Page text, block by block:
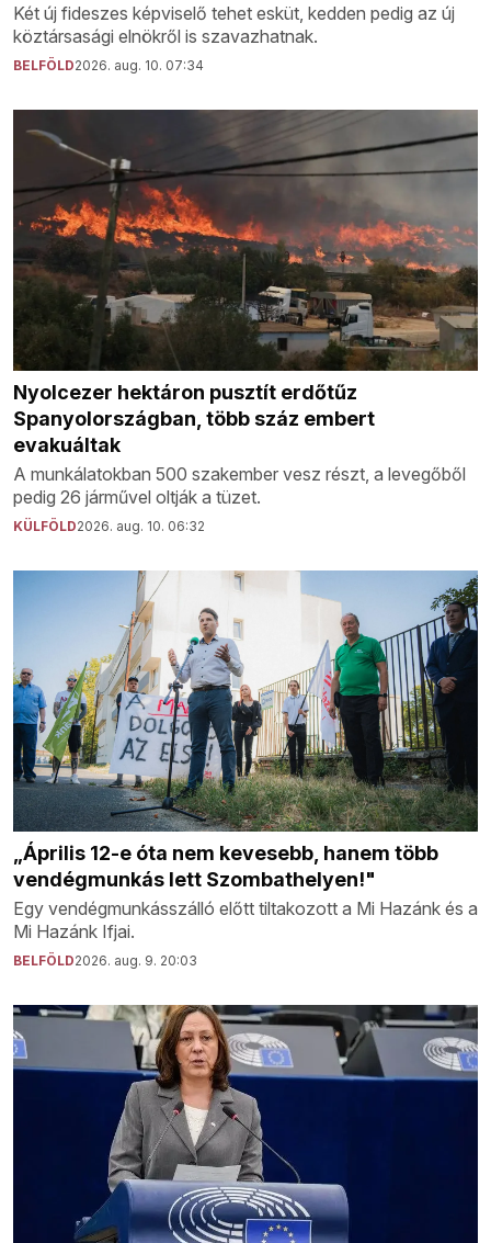
Két új fideszes képviselő tehet esküt, kedden pedig az új
köztársasági elnökről is szavazhatnak.
BELFÖLD2026. aug. 10. 07:34
Nyolcezer hektáron pusztít erdőtűz
Spanyolországban, több száz embert
evakuáltak
A munkálatokban 500 szakember vesz részt, a levegőből
pedig 26 járművel oltják a tüzet.
KÜLFÖLD2026. aug. 10. 06:32
„Április 12-e óta nem kevesebb, hanem több
vendégmunkás lett Szombathelyen!"
Egy vendégmunkásszálló előtt tiltakozott a Mi Hazánk és a
Mi Hazánk Ifjai.
BELFÖLD2026. aug. 9. 20:03